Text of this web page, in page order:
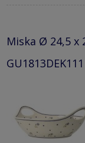
Miska Ø 24,5 x
GU1813DEK111